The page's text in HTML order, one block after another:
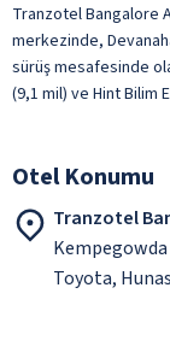
Tranzotel Bangalore
merkezinde,
sürüş mesafesinde
(9,1 mil) ve Hint Bilim
Otel Konumu
Tranzotel
Toyota,